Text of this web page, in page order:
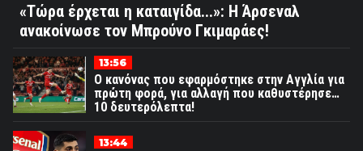
«Τώρα έρχεται η καταιγίδα...»: Η Άρσεναλ
ανακοίνωσε τον Μπρούνο Γκιμαράες!
13:56
Ο κανόνας που εφαρμόστηκε στην Αγγλία για
πρώτη φορά, για αλλαγή που καθυστέρησε…
10 δευτερόλεπτα!
13:44